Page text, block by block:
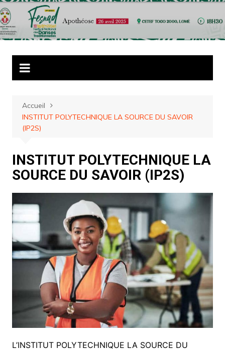
Aller
au
contenu
Accueil
INSTITUT POLYTECHNIQUE LA SOURCE DU SAVOIR
(IP2S)
INSTITUT POLYTECHNIQUE LA
SOURCE DU SAVOIR (IP2S)
L’INSTITUT POLYTECHNIQUE LA SOURCE DU